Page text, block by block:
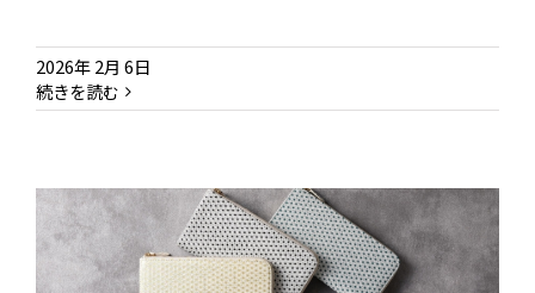
2026年 2月 6日
続きを読む